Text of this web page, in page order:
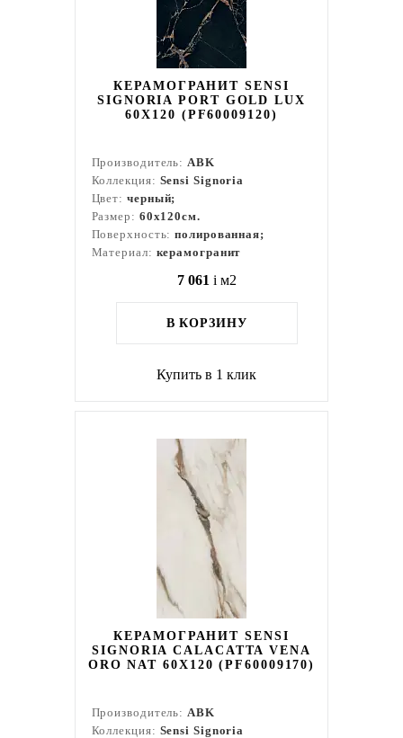
КЕРАМОГРАНИТ SENSI
SIGNORIA PORT GOLD LUX
60X120 (PF60009120)
Производитель:ABK
Коллекция: Sensi Signoria
Цвет: черный;
Размер: 60x120см.
Поверхность:полированная;
Материал: керамогранит
7 061 i м2
В КОРЗИНУ
Купить в 1 клик
КЕРАМОГРАНИТ SENSI
SIGNORIA CALACATTA VENA
ORO NAT 60X120 (PF60009170)
Производитель:ABK
Коллекция: Sensi Signoria